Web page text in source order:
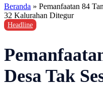
Beranda » Pemanfaatan 84
32 Kalurahan Ditegur
Headline
Desa Tak